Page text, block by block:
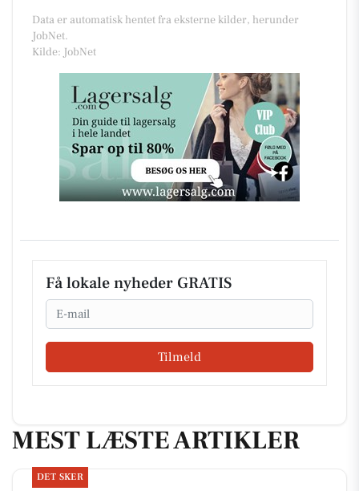
Data er automatisk hentet fra eksterne kilder, herunder
JobNet.
Kilde: JobNet
Få lokale nyheder GRATIS
Email
Tilmeld
MEST LÆSTE ARTIKLER
DET SKER